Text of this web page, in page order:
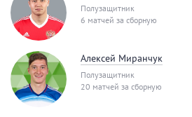
Полузащитник
6 матчей за сборную
Алексей Миранчук
Полузащитник
20 матчей за сборную